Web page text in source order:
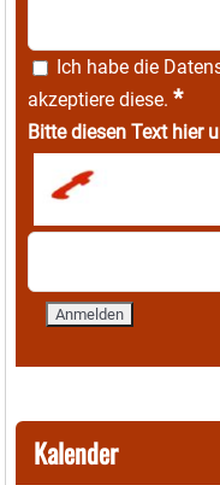
Ich habe die
akzeptiere diese. *
Bitte diesen Text hier
Kalender